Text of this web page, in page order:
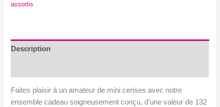
et
assortis
Description
Faites plaisir à un amateur de mini cerises avec notre
ensemble cadeau soigneusement conçu, d’une valeur de 132